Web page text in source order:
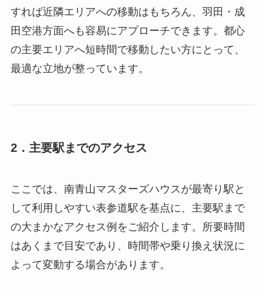
すれば近隣エリアへの移動はもちろん、羽田・成
田空港方面へも容易にアプローチできます。都心
の主要エリアへ短時間で移動したい方にとって、
最適な立地が整っています。
2．主要駅までのアクセス
ここでは、南青山マスターズハウスが最寄り駅と
して利用しやすい表参道駅を基点に、主要駅まで
の大まかなアクセス例をご紹介します。所要時間
はあくまで目安であり、時間帯や乗り換え状況に
よって変動する場合があります。